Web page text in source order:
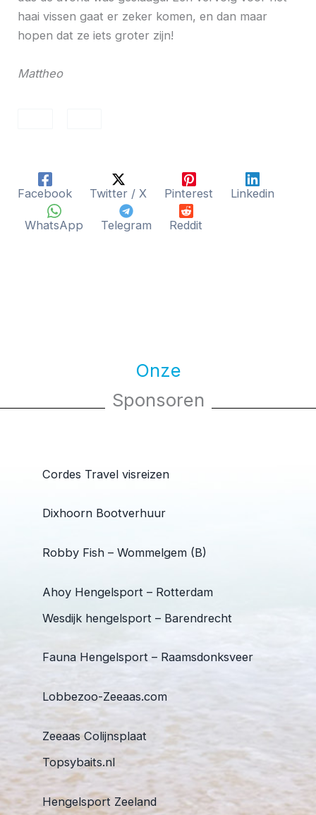
haai vissen gaat er zeker komen, en dan maar
hopen dat ze iets groter zijn!
Mattheo
Facebook Twitter / X Pinterest Linkedin
WhatsApp Telegram Reddit
Onze
Sponsoren
Cordes Travel visreizen
Dixhoorn Bootverhuur
Robby Fish – Wommelgem (B)
Ahoy Hengelsport – Rotterdam
Wesdijk hengelsport – Barendrecht
Fauna Hengelsport – Raamsdonksveer
Lobbezoo-Zeeaas.com
Zeeaas Colijnsplaat
Topsybaits.nl
Hengelsport Zeeland